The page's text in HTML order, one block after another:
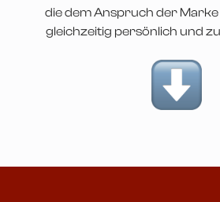
die dem Anspruch der
gleichzeitig persönlich und